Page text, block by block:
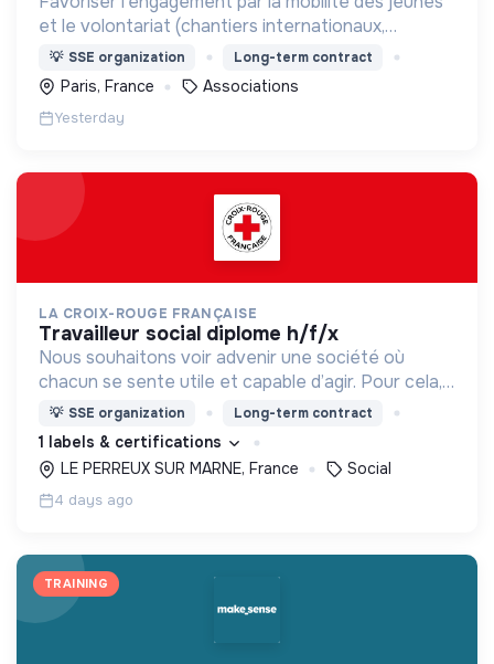
et le volontariat (chantiers internationaux,
volontariats européens, Service Civique).
💡 SSE organization Long-term contract
Paris, France Associations
Yesterday
LA CROIX-ROUGE FRANÇAISE
travailleur social diplome h/f/x
Nous souhaitons voir advenir une société où
chacun se sente utile et capable d’agir. Pour cela,
nous proposons des moyens et des lieux
d’engagement innovants et adaptés à tous.
💡 SSE organization Long-term contract
1 labels & certifications
LE PERREUX SUR MARNE, France
Social
4 days ago
TRAINING